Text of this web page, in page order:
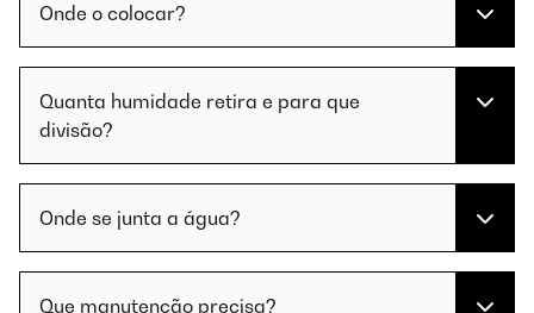
Onde o colocar?
Quanta humidade retira e para que
divisão?
Onde se junta a água?
Que manutenção precisa?